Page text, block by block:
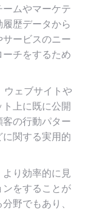
ムやマーケテ
歴データから
ービスのニー
チをするため
ウェブサイトや
上に既に公開
の行動パター
関する実用的
り効率的に見
をすることが
野でもあり、